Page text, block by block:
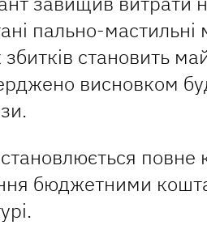
пально-мастильні
становить
висновком
повне
бюджетними